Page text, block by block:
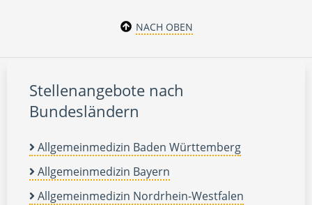
NACH OBEN
Stellenangebote nach
Bundesländern
Allgemeinmedizin Baden Württemberg
Allgemeinmedizin Bayern
Allgemeinmedizin Nordrhein-Westfalen